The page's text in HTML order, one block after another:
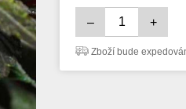
– +
Zboží bude